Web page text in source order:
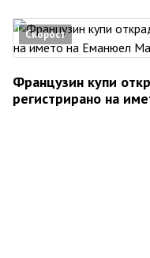
Скорост
Французин купи
регистрирано на